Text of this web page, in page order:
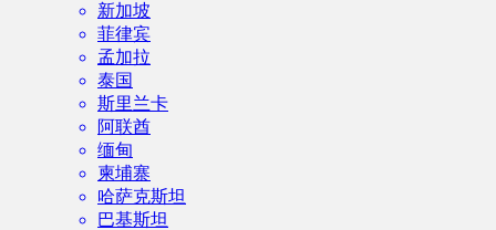
新加坡
菲律宾
孟加拉
泰国
斯里兰卡
阿联酋
缅甸
柬埔寨
哈萨克斯坦
巴基斯坦